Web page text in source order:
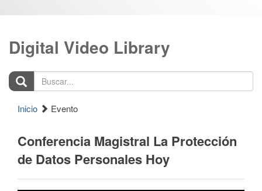
Digital Video Library
Buscar...
Inicio Evento
Conferencia Magistral La Protección
de Datos Personales Hoy